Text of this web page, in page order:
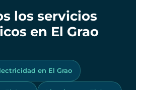
los servicios
en El Grao
en El Grao